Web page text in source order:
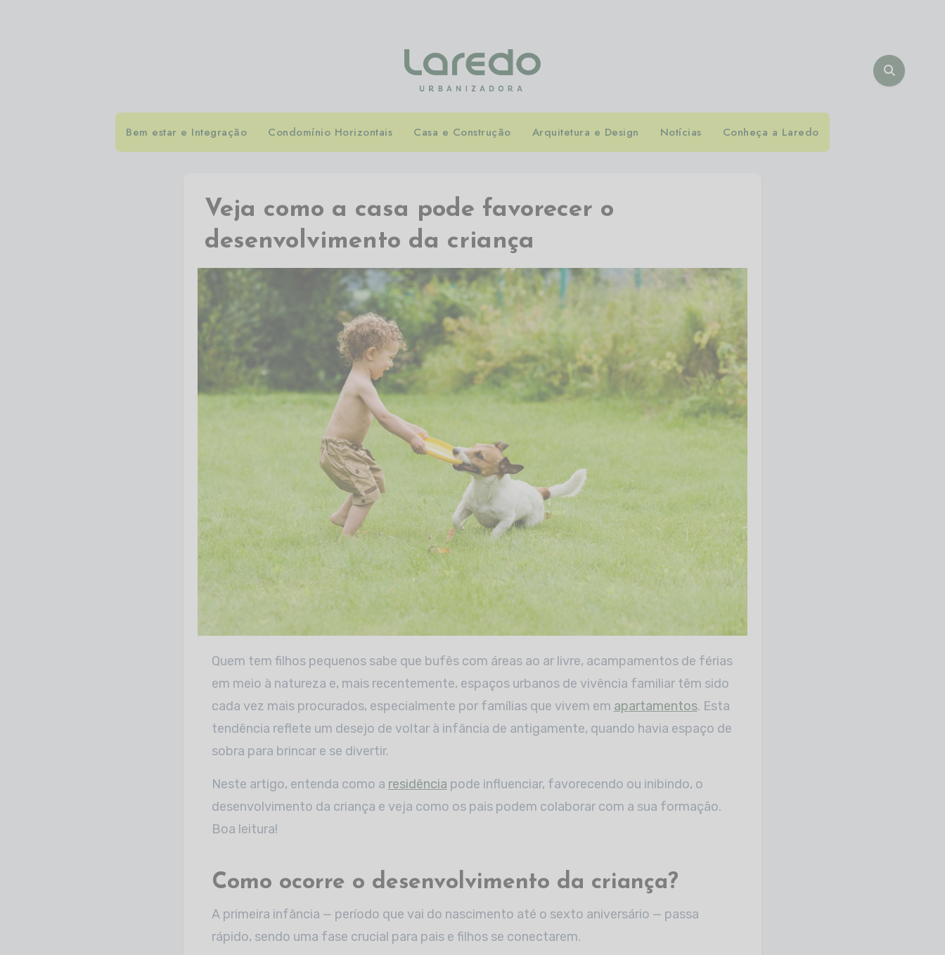
Bem estar e Integração Condomínio Horizontais Casa e Construção Arquitetura e Design Notícias Conheça a Laredo
Veja como a casa pode favorecer o
desenvolvimento da criança
Quem tem filhos pequenos sabe que bufês com áreas ao ar livre, acampamentos de férias
em meio à natureza e, mais recentemente, espaços urbanos de vivência familiar têm sido
cada vez mais procurados, especialmente por famílias que vivem em apartamentos. Esta
tendência reflete um desejo de voltar à infância de antigamente, quando havia espaço de
sobra para brincar e se divertir.
Neste artigo, entenda como a residência pode influenciar, favorecendo ou inibindo, o
desenvolvimento da criança e veja como os pais podem colaborar com a sua formação.
Boa leitura!
Como ocorre o desenvolvimento da criança?
A primeira infância — período que vai do nascimento até o sexto aniversário — passa
rápido, sendo uma fase crucial para pais e filhos se conectarem.